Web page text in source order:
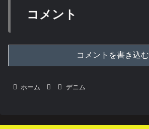
コメント
コメントを書き込む
ホーム デニム